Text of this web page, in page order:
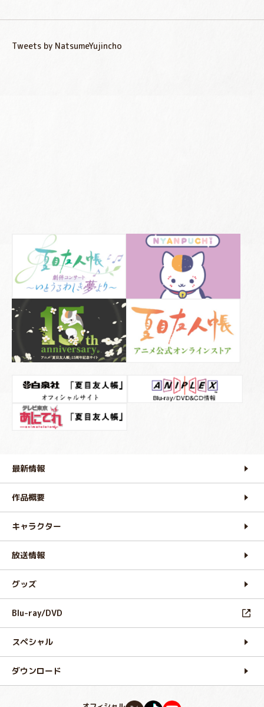
Tweets by NatsumeYujincho
最新情報
作品概要
キャラクター
放送情報
グッズ
Blu-ray/DVD
スペシャル
ダウンロード